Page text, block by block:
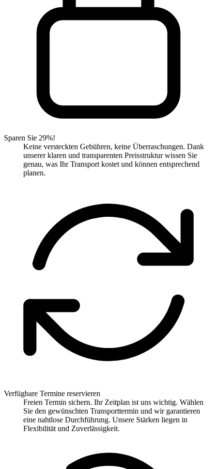
Sparen Sie 29%!
Keine versteckten Gebühren, keine Überraschungen. Dank
unserer klaren und transparenten Preisstruktur wissen Sie
genau, was Ihr Transport kostet und können entsprechend
planen.
Verfügbare Termine reservieren
Freien Termin sichern. Ihr Zeitplan ist uns wichtig. Wählen
Sie den gewünschten Transporttermin und wir garantieren
eine nahtlose Durchführung. Unsere Stärken liegen in
Flexibilität und Zuverlässigkeit.